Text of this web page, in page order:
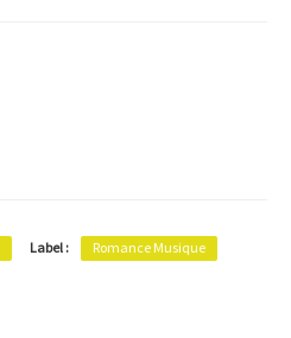
Label : Romance Musique